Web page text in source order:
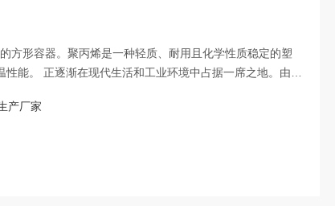
方形容器。聚丙烯是一种轻质、耐用且化学性质稳定的塑
能。 正逐渐在现代生活和工业环境中占据一席之地。由于
产厂家